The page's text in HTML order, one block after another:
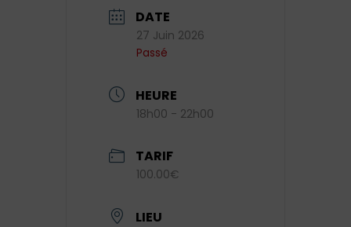
DATE
27 Juin 2026
Passé
HEURE
18h00 - 22h00
TARIF
100.00€
LIEU